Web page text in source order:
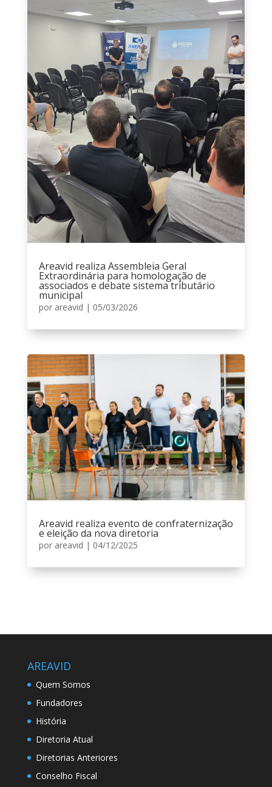
Areavid realiza Assembleia Geral
Extraordinária para homologação de
associados e debate sistema tributário
municipal
por areavid | 05/03/2026
Areavid realiza evento de confraternização
e eleição da nova diretoria
por areavid | 04/12/2025
AREAVID
Quem Somos
Fundadores
História
Diretoria Atual
Diretorias Anteriores
Conselho Fiscal